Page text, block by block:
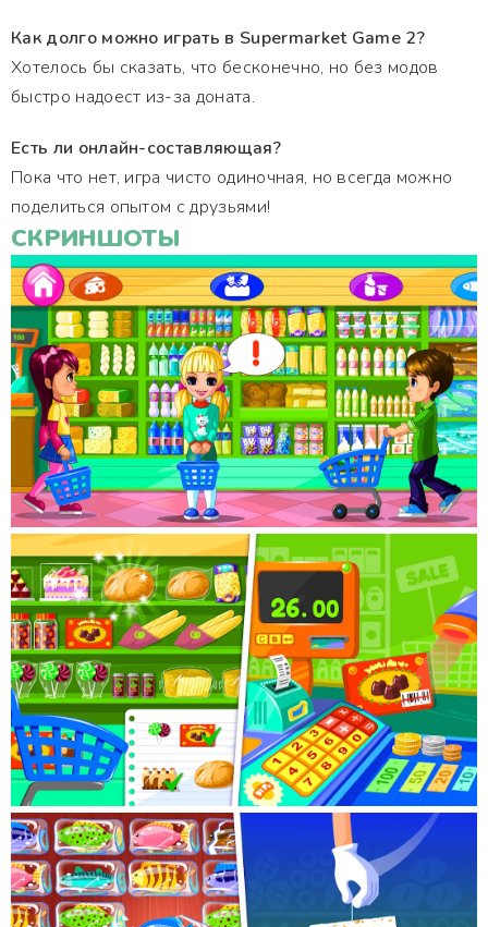
Как долго можно играть в Supermarket Game 2?
Хотелось бы сказать, что бесконечно, но без модов
быстро надоест из-за доната.
Есть ли онлайн-составляющая?
Пока что нет, игра чисто одиночная, но всегда можно
поделиться опытом с друзьями!
СКРИНШОТЫ